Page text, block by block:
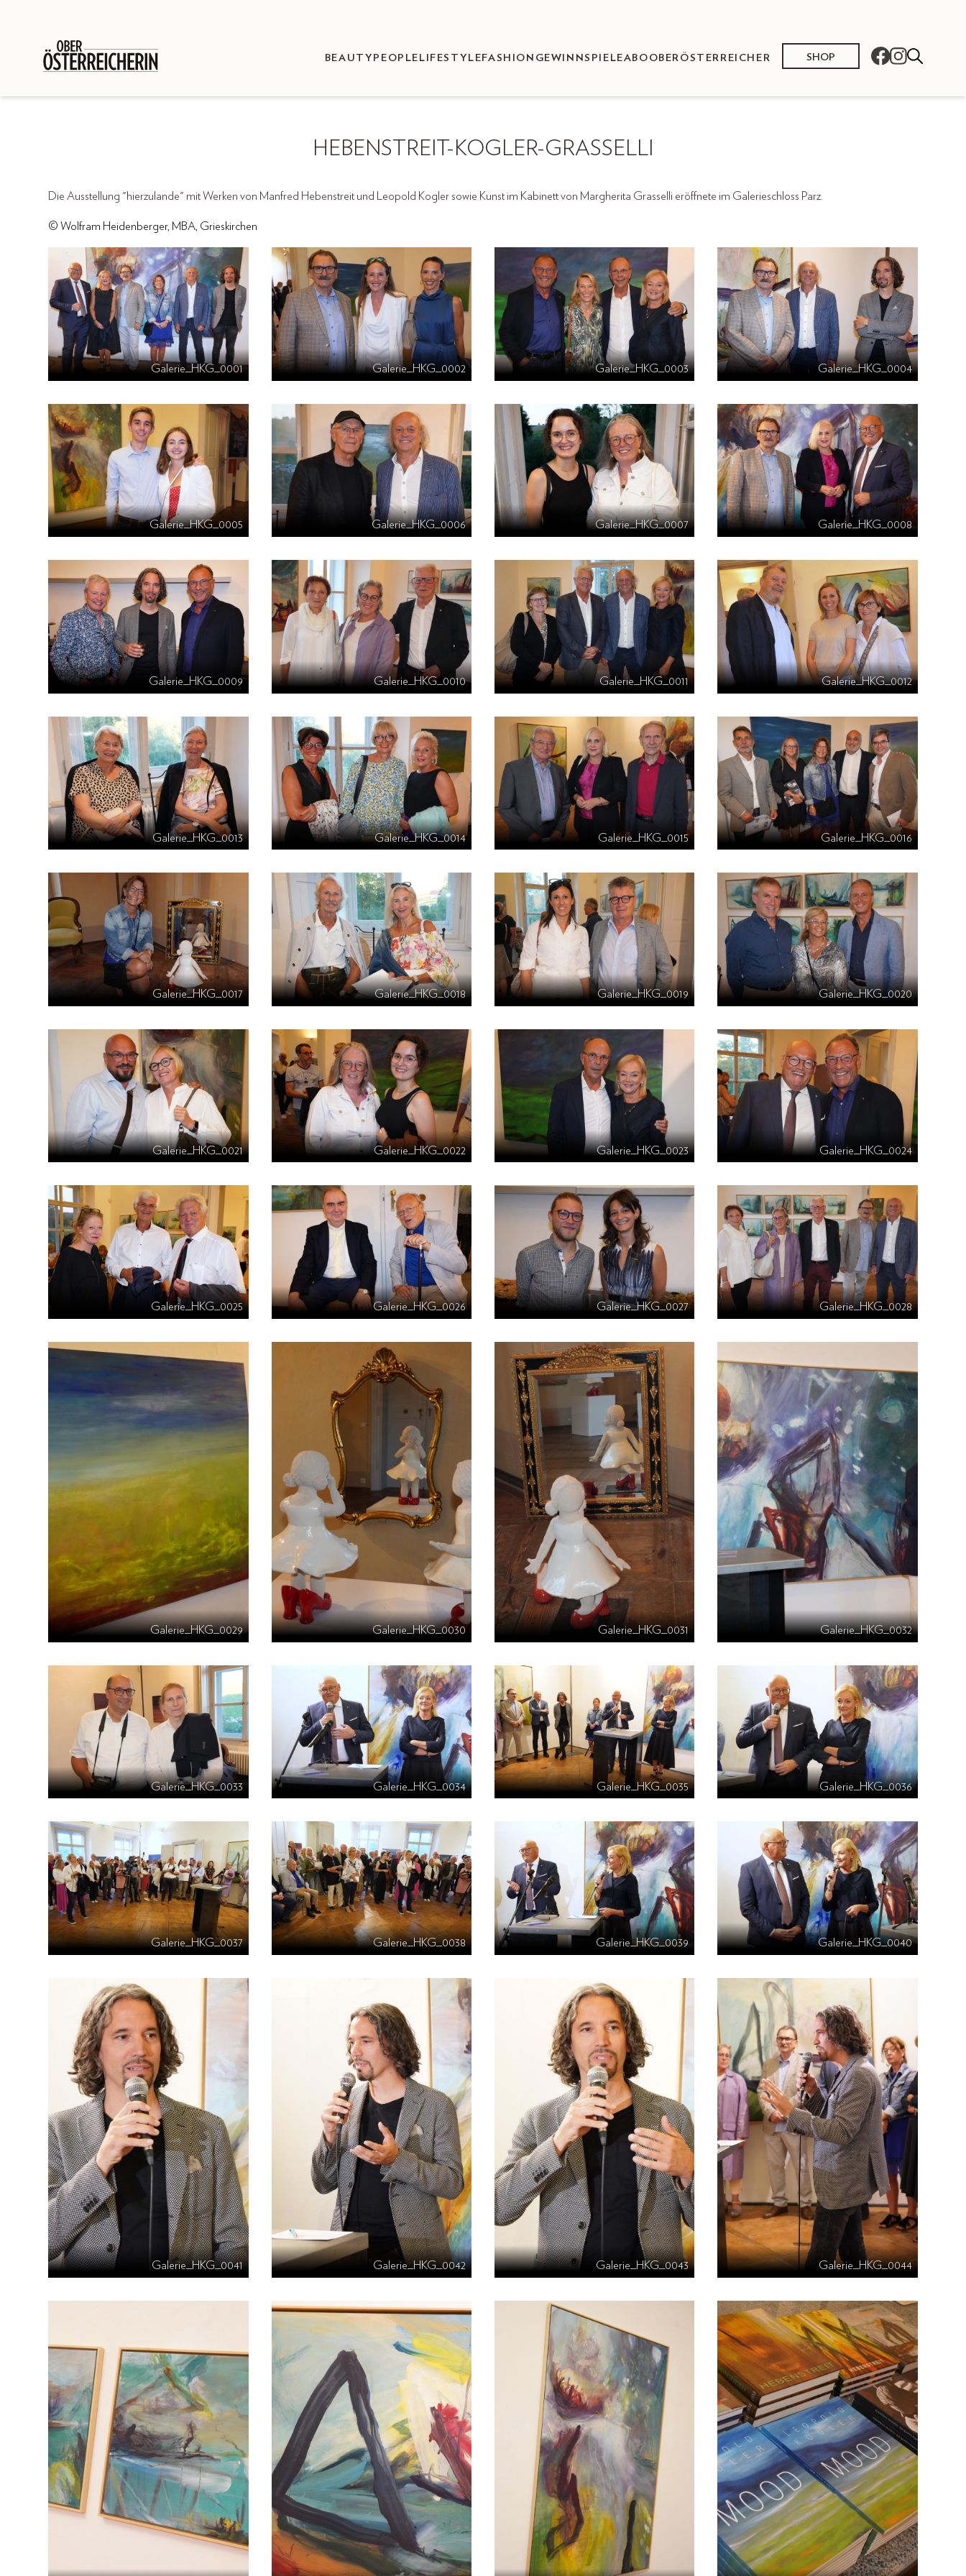
BEAUTY PEOPLE LIFESTYLEFASHION GEWINNSPIELEABO OBERÖSTERREICHER SHOP
HEBENSTREIT-KOGLER-GRASSELLI
Die Ausstellung "hierzulande" mit Werken von Manfred Hebenstreit und Leopold Kogler sowie Kunst im Kabinett von Margherita Grasselli eröffnete im Galerieschloss Parz.
© Wolfram Heidenberger, MBA, Grieskirchen
Galerie_HKG_0001 Galerie_HKG_0002 Galerie_HKG_0003 Galerie_HKG_0004
Galerie_HKG_0005 Galerie_HKG_0006 Galerie_HKG_0007 Galerie_HKG_0008
Galerie_HKG_0009 Galerie_HKG_0010 Galerie_HKG_0011 Galerie_HKG_0012
Galerie_HKG_0013 Galerie_HKG_0014 Galerie_HKG_0015 Galerie_HKG_0016
Galerie_HKG_0017 Galerie_HKG_0018 Galerie_HKG_0019 Galerie_HKG_0020
Galerie_HKG_0021 Galerie_HKG_0022 Galerie_HKG_0023 Galerie_HKG_0024
Galerie_HKG_0025 Galerie_HKG_0026 Galerie_HKG_0027 Galerie_HKG_0028
Galerie_HKG_0029 Galerie_HKG_0030 Galerie_HKG_0031 Galerie_HKG_0032
Galerie_HKG_0033 Galerie_HKG_0034 Galerie_HKG_0035 Galerie_HKG_0036
Galerie_HKG_0037 Galerie_HKG_0038 Galerie_HKG_0039 Galerie_HKG_0040
Galerie_HKG_0041 Galerie_HKG_0042 Galerie_HKG_0043 Galerie_HKG_0044